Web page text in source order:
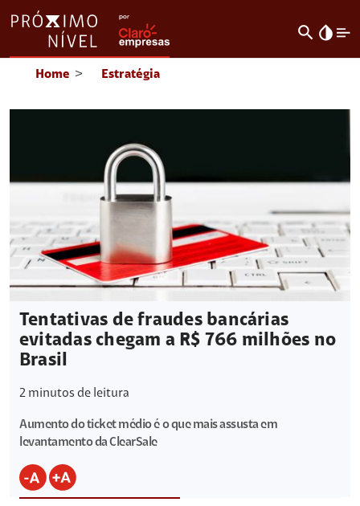
search invert_colors
Home > Estratégia
Tentativas de fraudes bancárias
evitadas chegam a R$ 766 milhões no
Brasil
2 minutos de leitura
Aumento do ticket médio é o que mais assusta em
levantamento da ClearSale